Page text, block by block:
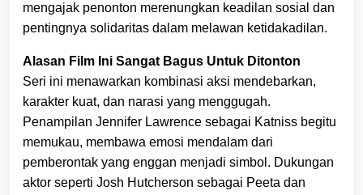
mengajak penonton merenungkan keadilan sosial dan
pentingnya solidaritas dalam melawan ketidakadilan.
Alasan Film Ini Sangat Bagus Untuk Ditonton
Seri ini menawarkan kombinasi aksi mendebarkan,
karakter kuat, dan narasi yang menggugah.
Penampilan Jennifer Lawrence sebagai Katniss begitu
memukau, membawa emosi mendalam dari
pemberontak yang enggan menjadi simbol. Dukungan
aktor seperti Josh Hutcherson sebagai Peeta dan